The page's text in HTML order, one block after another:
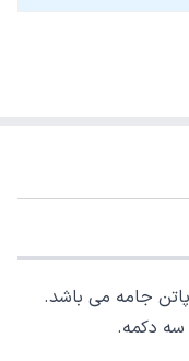
پاتن جامه می باشد.
دکمه.